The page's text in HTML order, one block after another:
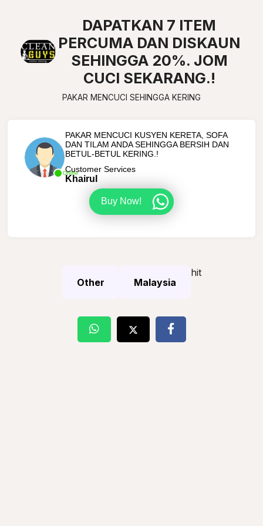
DAPATKAN 7 ITEM
PERCUMA DAN DISKAUN
SEHINGGA 20%. JOM
CUCI SEKARANG.!
PAKAR MENCUCI SEHINGGA KERING
Online
PAKAR MENCUCI KUSYEN KERETA, SOFA
DAN TILAM ANDA SEHINGGA BERSIH DAN
BETUL-BETUL KERING.!
Customer Services
Khairul
Buy Now!
Other Malaysia
hit